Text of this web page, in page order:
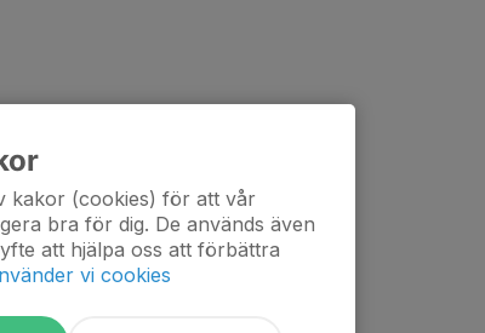
kakor (cookies) för att vår
bra för dig. De används även
att hjälpa oss att förbättra
vi cookies